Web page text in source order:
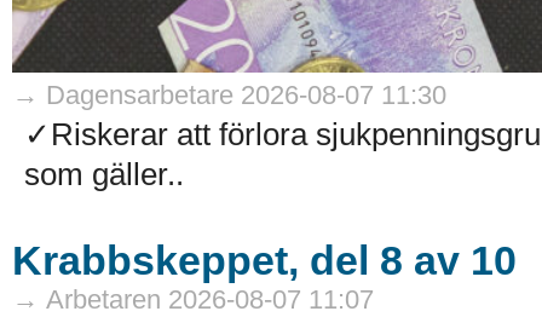
→ Dagensarbetare 2026-08-07 11:30
✓Riskerar att förlora
som gäller..
Krabbskeppet, del 8 av 10
→ Arbetaren 2026-08-07 11:07